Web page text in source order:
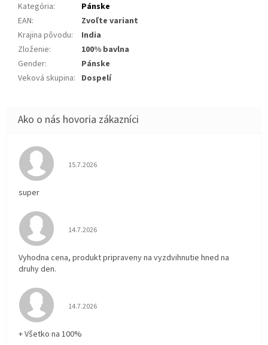
Kategória:
Pánske
EAN:
Zvoľte variant
Krajina pôvodu:
India
Zloženie:
100% bavlna
Gender:
Pánske
Veková skupina: Dospelí
Hodnotenie obchodu je 5 z 5 hviezdičiek.
15.7.2026
super
Hodnotenie obchodu je 5 z 5 hviezdičiek.
14.7.2026
Vyhodna cena, produkt pripraveny na vyzdvihnutie hned na
druhy den.
Hodnotenie obchodu je 5 z 5 hviezdičiek.
14.7.2026
+ Všetko na 100%